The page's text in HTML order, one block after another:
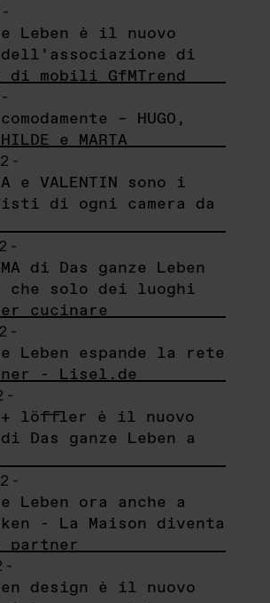
Leben è il nuovo
di
di mobili GfMTrend
– HUGO,
e MARTA
-
e VALENTIN sono i
di ogni camera da
-
di Das ganze Leben
che solo dei luoghi
cucinare
-
Leben espande la rete
- Lisel.de
-
+ löffler è il nuovo
Das ganze Leben a
-
Leben ora anche a
- La Maison diventa
partner
-
design è il nuovo